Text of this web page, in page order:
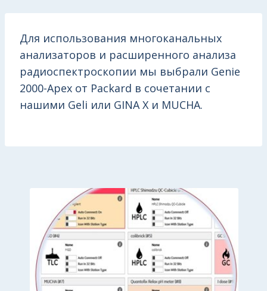
Для использования многоканальных
анализаторов и расширенного анализа
радиоспектроскопии мы выбрали Genie
2000-Apex от Packard в сочетании с
нашими Geli или GINA X и MUCHA.